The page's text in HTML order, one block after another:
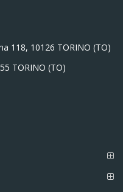
118, 10126 TORINO (TO)
TORINO (TO)